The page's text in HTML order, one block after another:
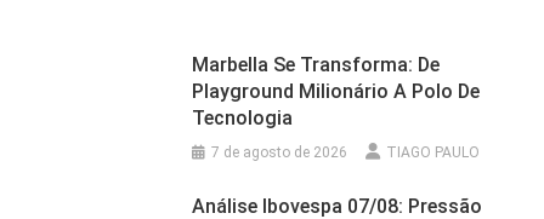
Marbella Se Transforma: De
Playground Milionário A Polo De
Tecnologia
7 de agosto de 2026 TIAGO PAULO
Análise Ibovespa 07/08: Pressão